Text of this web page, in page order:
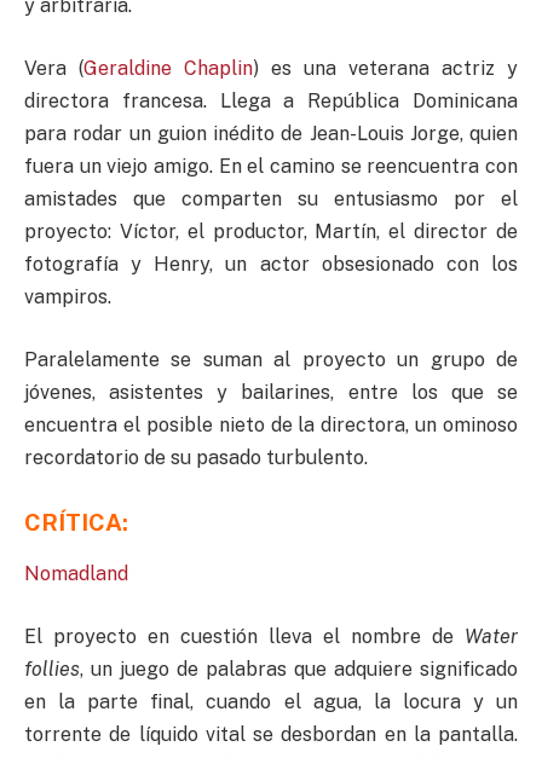
y arbitraria.
Vera (Geraldine Chaplin) es una veterana actriz y
directora francesa. Llega a República Dominicana
para rodar un guion inédito de Jean-Louis Jorge, quien
fuera un viejo amigo. En el camino se reencuentra con
amistades que comparten su entusiasmo por el
proyecto: Víctor, el productor, Martín, el director de
fotografía y Henry, un actor obsesionado con los
vampiros.
Paralelamente se suman al proyecto un grupo de
jóvenes, asistentes y bailarines, entre los que se
encuentra el posible nieto de la directora, un ominoso
recordatorio de su pasado turbulento.
CRÍTICA:
Nomadland
El proyecto en cuestión lleva el nombre de Water
follies, un juego de palabras que adquiere significado
en la parte final, cuando el agua, la locura y un
torrente de líquido vital se desbordan en la pantalla.